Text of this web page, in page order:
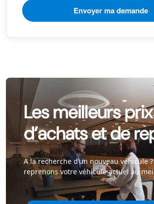
Les meilleurs prix
d’achats et de
A la recherche d’un nouveau véhicule
reprenons votre véhicule actuel au